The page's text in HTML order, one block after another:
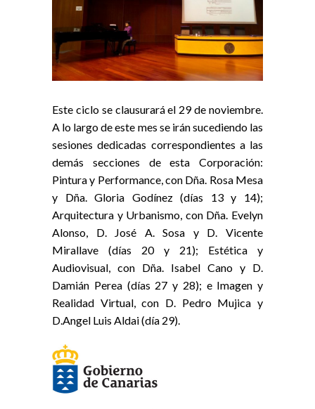
Este ciclo se clausurará el 29 de noviembre.
A lo largo de este mes se irán sucediendo las
sesiones dedicadas correspondientes a las
demás secciones de esta Corporación:
Pintura y Performance, con Dña. Rosa Mesa
y Dña. Gloria Godínez (días 13 y 14);
Arquitectura y Urbanismo, con Dña. Evelyn
Alonso, D. José A. Sosa y D. Vicente
Mirallave (días 20 y 21); Estética y
Audiovisual, con Dña. Isabel Cano y D.
Damián Perea (días 27 y 28); e Imagen y
Realidad Virtual, con D. Pedro Mujica y
D.Angel Luis Aldai (día 29).